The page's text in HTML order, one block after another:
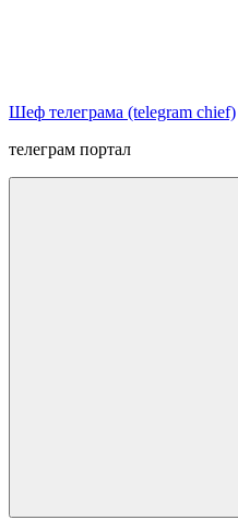
Шеф телеграма (telegram chief)
телеграм портал